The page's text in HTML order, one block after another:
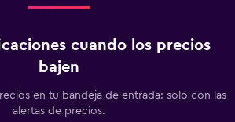
cuando los precios
bajen
en tu bandeja de entrada: solo con las
alertas de precios.